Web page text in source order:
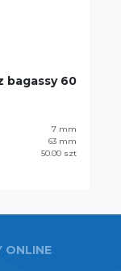
bagassy 60
7 mm
63 mm
50.00 szt
ONLINE